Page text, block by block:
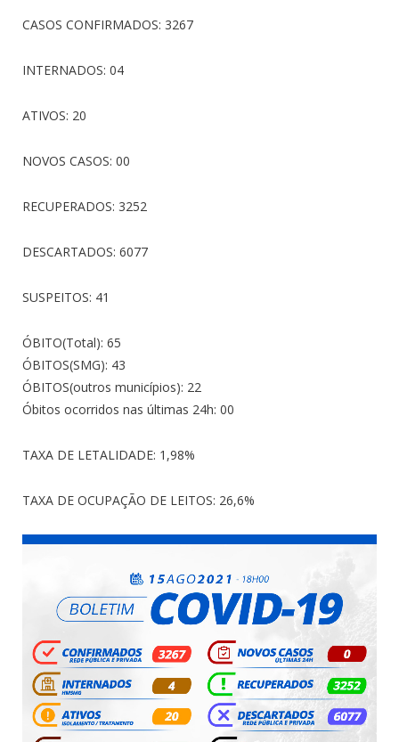
CASOS CONFIRMADOS: 3267
INTERNADOS: 04
ATIVOS: 20
NOVOS CASOS: 00
RECUPERADOS: 3252
DESCARTADOS: 6077
SUSPEITOS: 41
ÓBITO(Total): 65
ÓBITOS(SMG): 43
ÓBITOS(outros municípios): 22
Óbitos ocorridos nas últimas 24h: 00
TAXA DE LETALIDADE: 1,98%
TAXA DE OCUPAÇÃO DE LEITOS: 26,6%